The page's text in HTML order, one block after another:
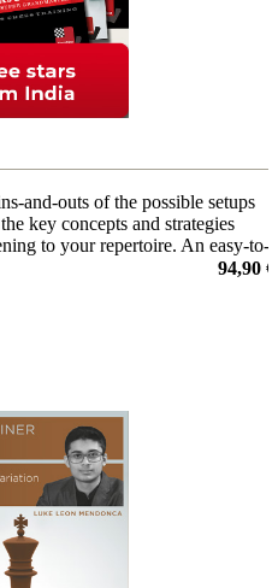
and-outs of the possible setups
key concepts and strategies
to your repertoire. An easy-to-
94,90 €